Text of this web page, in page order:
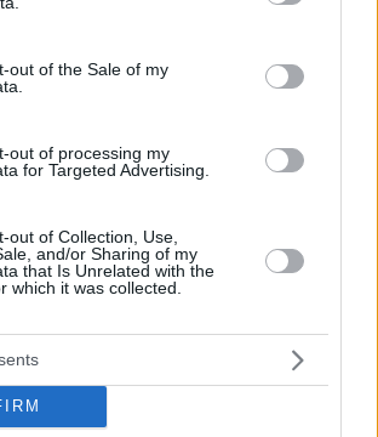
to Google and its third-party tags to
below specified purposes in below Google
out of the Sale of my
out of processing my
for Targeted Advertising.
out of Collection, Use,
and/or Sharing of my
that Is Unrelated with the
which it was collected.
20. század elején kialakult kulturális és
amely a hagyományos formák